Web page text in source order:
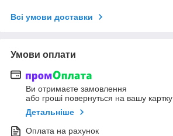
Всі умови доставки
Умови оплати
Ви отримаєте замовлення
або гроші повернуться на вашу картку
Детальніше
Оплата на рахунок